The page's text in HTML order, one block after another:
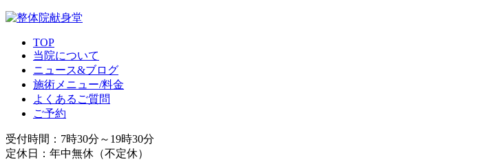
TOP
当院について
ニュース&ブログ
施術メニュー/料金
よくあるご質問
ご予約
受付時間：7時30分～19時30分
定休日：年中無休（不定休）